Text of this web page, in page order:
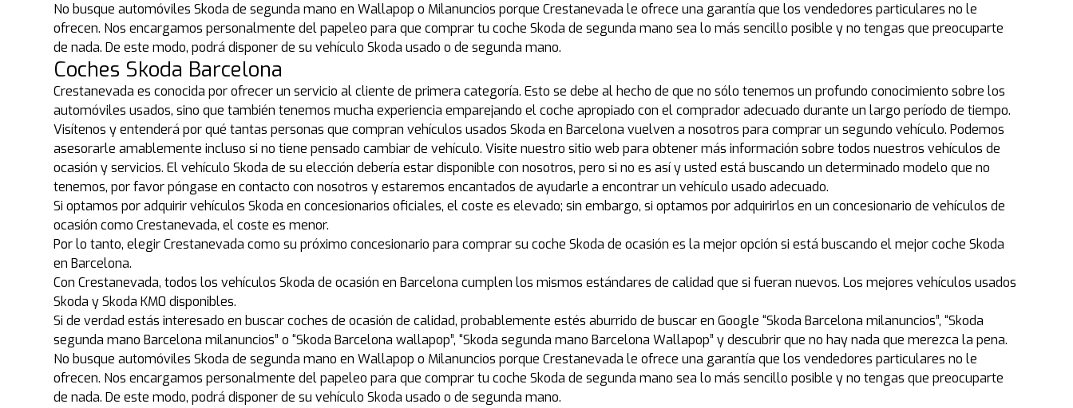
No busque automóviles Skoda de segunda mano en Wallapop o Milanuncios porque Crestanevada le ofrece una garantía que los vendedores particulares no le
ofrecen. Nos encargamos personalmente del papeleo para que comprar tu coche Skoda de segunda mano sea lo más sencillo posible y no tengas que preocuparte
de nada. De este modo, podrá disponer de su vehículo Skoda usado o de segunda mano.
Coches Skoda Barcelona
Crestanevada es conocida por ofrecer un servicio al cliente de primera categoría. Esto se debe al hecho de que no sólo tenemos un profundo conocimiento sobre los
automóviles usados, sino que también tenemos mucha experiencia emparejando el coche apropiado con el comprador adecuado durante un largo período de tiempo.
Visítenos y entenderá por qué tantas personas que compran vehículos usados Skoda en Barcelona vuelven a nosotros para comprar un segundo vehículo. Podemos
asesorarle amablemente incluso si no tiene pensado cambiar de vehículo. Visite nuestro sitio web para obtener más información sobre todos nuestros vehículos de
ocasión y servicios. El vehículo Skoda de su elección debería estar disponible con nosotros, pero si no es así y usted está buscando un determinado modelo que no
tenemos, por favor póngase en contacto con nosotros y estaremos encantados de ayudarle a encontrar un vehículo usado adecuado.
Si optamos por adquirir vehículos Skoda en concesionarios oficiales, el coste es elevado; sin embargo, si optamos por adquirirlos en un concesionario de vehículos de
ocasión como Crestanevada, el coste es menor.
Por lo tanto, elegir Crestanevada como su próximo concesionario para comprar su coche Skoda de ocasión es la mejor opción si está buscando el mejor coche Skoda
en Barcelona.
Con Crestanevada, todos los vehículos Skoda de ocasión en Barcelona cumplen los mismos estándares de calidad que si fueran nuevos. Los mejores vehículos usados
Skoda y Skoda KM0 disponibles.
Si de verdad estás interesado en buscar coches de ocasión de calidad, probablemente estés aburrido de buscar en Google “Skoda Barcelona milanuncios”, “Skoda
segunda mano Barcelona milanuncios” o “Skoda Barcelona wallapop”, “Skoda segunda mano Barcelona Wallapop” y descubrir que no hay nada que merezca la pena.
No busque automóviles Skoda de segunda mano en Wallapop o Milanuncios porque Crestanevada le ofrece una garantía que los vendedores particulares no le
ofrecen. Nos encargamos personalmente del papeleo para que comprar tu coche Skoda de segunda mano sea lo más sencillo posible y no tengas que preocuparte
de nada. De este modo, podrá disponer de su vehículo Skoda usado o de segunda mano.